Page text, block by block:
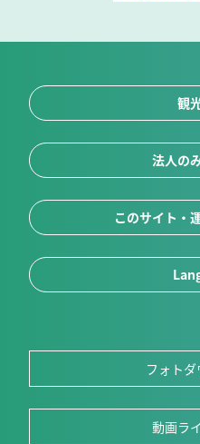
観
法人の
このサイト・
フォト
動画ラ